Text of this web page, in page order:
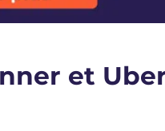
et